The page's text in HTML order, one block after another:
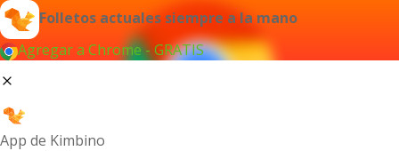
Folletos actuales siempre a la mano
Agregar a Chrome - GRATIS
App de Kimbino